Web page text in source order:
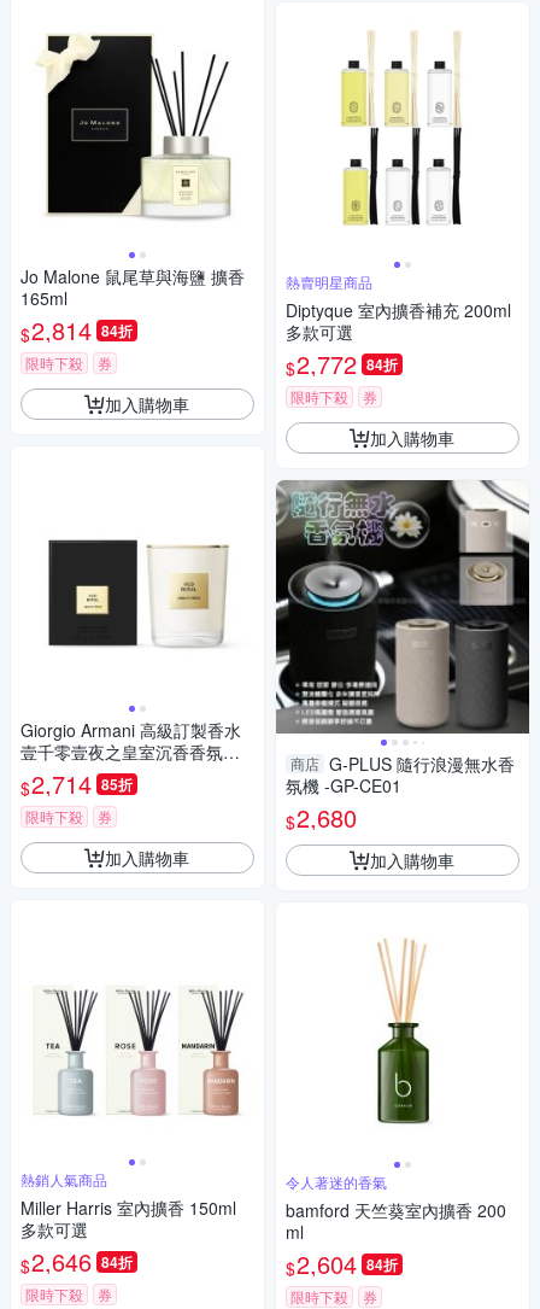
Jo Malone 鼠尾草與海鹽 擴香
165ml
$2,814 84折
限時下殺 券
加入購物車
Giorgio Armani 高級訂製香水
壹千零壹夜之皇室沉香香氛蠟
燭 175g
$2,714 85折
限時下殺 券
加入購物車
熱銷人氣商品
Miller Harris 室內擴香 150ml
多款可選
$2,646 84折
限時下殺 券
熱賣明星商品
Diptyque 室內擴香補充 200ml
多款可選
$2,772 84折
限時下殺 券
加入購物車
商店 G-PLUS 隨行浪漫無水香
氛機 -GP-CE01
$2,680
加入購物車
令人著迷的香氣
bamford 天竺葵室內擴香 200
ml
$2,604 84折
限時下殺 券